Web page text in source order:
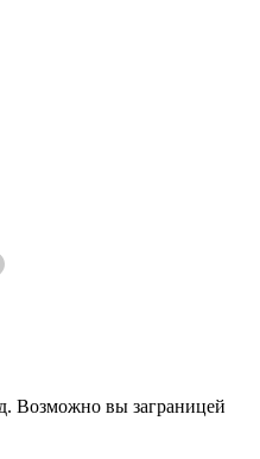
Возможно вы заграницей